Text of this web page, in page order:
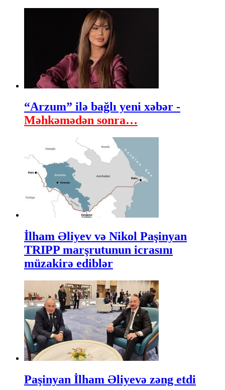
“Arzum” ilə bağlı yeni xəbər -
Məhkəmədən sonra…
İlham Əliyev və Nikol Paşinyan
TRIPP marşrutunun icrasını
müzakirə ediblər
Paşinyan İlham Əliyevə zəng etdi